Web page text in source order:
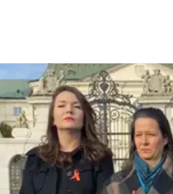
trochu
Tamare